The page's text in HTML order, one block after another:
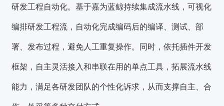
研发工程自动化。基于嘉为蓝鲸持续集成流水线 ，可视化
编排研发工程流， 自动化完成编码后的编译、测试、部
署、发布过程，避免人工重复操作。同时，依托插件开发
框架，自主灵活接入和串联在用的单点工具，拓展流水线
能力，满足各研发团队的个性化诉求，从而支撑自主、合